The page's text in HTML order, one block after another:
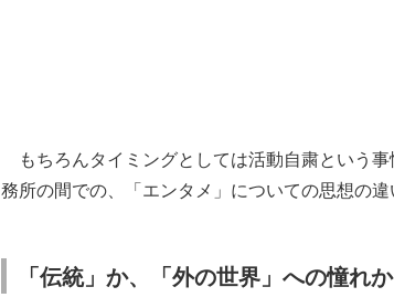
もちろんタイミングとしては活動自粛という
務所の間での、「エンタメ」についての思想の違
「伝統」か、「外の世界」への憧れか